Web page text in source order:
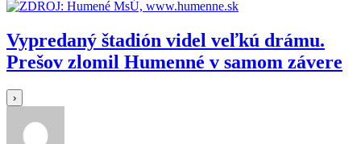
Vypredaný štadión videl veľkú drámu.
Prešov zlomil Humenné v samom závere
›